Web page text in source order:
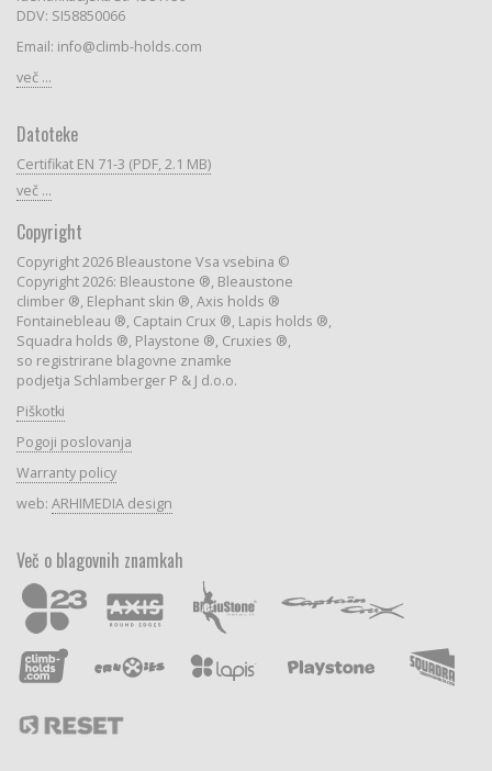
DDV: SI58850066
Email: info@climb-holds.com
več ...
Datoteke
Certifikat EN 71-3 (PDF, 2.1 MB)
več ...
Copyright
Copyright 2026 Bleaustone Vsa vsebina ©
Copyright 2026: Bleaustone ®, Bleaustone
climber ®, Elephant skin ®, Axis holds ®
Fontainebleau ®, Captain Crux ®, Lapis holds ®,
Squadra holds ®, Playstone ®, Cruxies ®,
so registrirane blagovne znamke
podjetja Schlamberger P & J d.o.o.
Piškotki
Pogoji poslovanja
Warranty policy
web: ARHIMEDIA design
Več o blagovnih znamkah